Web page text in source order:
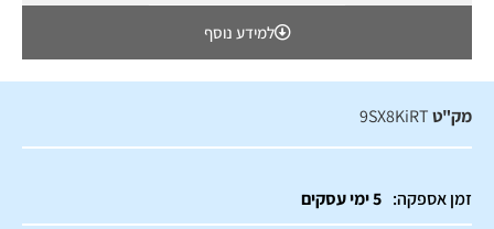
למידע נוסף
מק"ט9SX8KiRT
זמן אספקה: 5 ימי עסקים